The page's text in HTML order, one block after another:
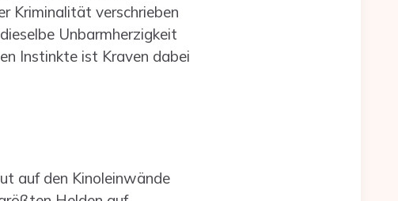
Kriminalität verschrieben
Unbarmherzigkeit
Instinkte ist Kraven dabei
auf den Kinoleinwände